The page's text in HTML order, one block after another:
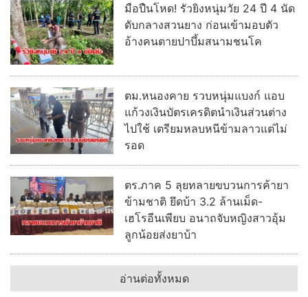
มือปืนโหด! รัวยิงหนุ่มวัย 24 ปี 4 นัด
ดับกลางสวนยาง ก่อนเข้ามอบตัว
อ้างคนตายปาบึ้มสนามชนโค
ตม.หนองคาย รวบหนุ่มแบงก์ แอบ
แก้วงเงินบัตรเครดิตนำเงินส่วนต่าง
ไปใช้ เตรียมหลบหนีข้ามลาวแต่ไม่
รอด
ตร.ภาค 5 ลุยทลายขบวนการค้ายา
ข้ามชาติ ยึดบ้า 3.2 ล้านเม็ด-
เฮโรอีนเพียบ อนาถจับหญิงสาวอุ้ม
ลูกน้อยส่งยาบ้า
อ่านต่อทั้งหมด